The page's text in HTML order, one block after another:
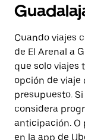
Cuando viajes
de El Arenal a
que solo viajes
opción de viaje
presupuesto.
considera
anticipación. O
en la app de